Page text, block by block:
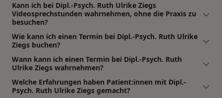
Kann ich bei Dipl.-Psych. Ruth Ulrike Ziegs
Videosprechstunden wahrnehmen, ohne die Praxis zu
besuchen?
Wie kann ich einen Termin bei Dipl.-Psych. Ruth Ulrike
Ziegs buchen?
Wann kann ich einen Termin bei Dipl.-Psych. Ruth
Ulrike Ziegs wahrnehmen?
Welche Erfahrungen haben Patient:innen mit Dipl.-
Psych. Ruth Ulrike Ziegs gemacht?